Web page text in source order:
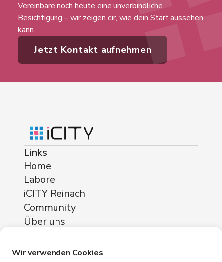
Vereinbare noch heute eine unverbindliche
Besichtigung – wir zeigen dir, wie dein Start aussehen
kann.
Jetzt Kontakt aufnehmen
Links
Home
Labore
iCITY Reinach
Community
Über uns
iCITY Reinach
Wir verwenden Cookies